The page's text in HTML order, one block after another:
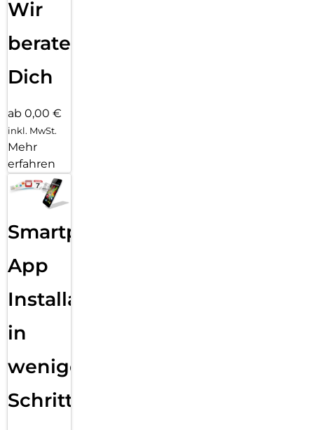
Wir
beraten
Dich
ab 0,00 €
inkl. MwSt.
Mehr
erfahren
Smartphone
App
Installation
in
wenigen
Schritten